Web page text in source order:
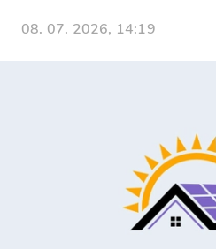
08. 07. 2026, 14:19